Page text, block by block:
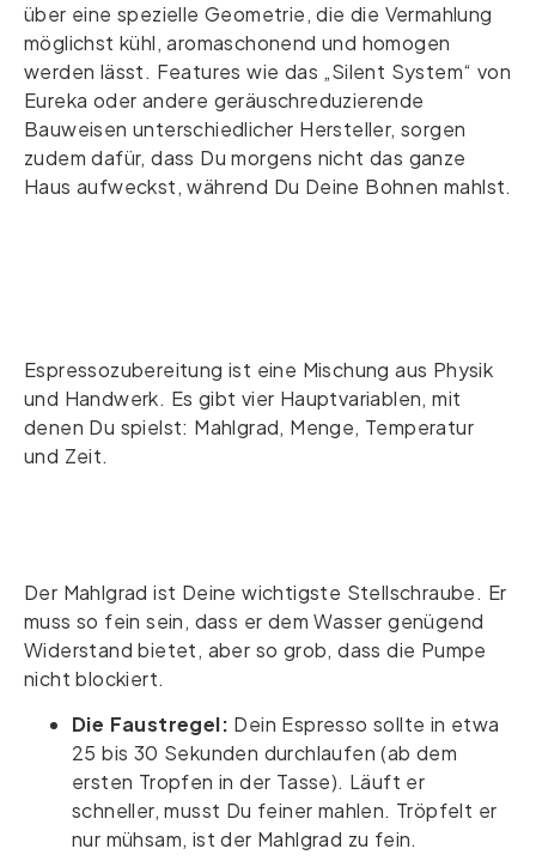
über eine spezielle Geometrie, die die Vermahlung
möglichst kühl, aromaschonend und homogen
werden lässt. Features wie das „Silent System“ von
Eureka oder andere geräuschreduzierende
Bauweisen unterschiedlicher Hersteller, sorgen
zudem dafür, dass Du morgens nicht das ganze
Haus aufweckst, während Du Deine Bohnen mahlst.
Espressozubereitung ist eine Mischung aus Physik
und Handwerk. Es gibt vier Hauptvariablen, mit
denen Du spielst: Mahlgrad, Menge, Temperatur
und Zeit.
Der Mahlgrad ist Deine wichtigste Stellschraube. Er
muss so fein sein, dass er dem Wasser genügend
Widerstand bietet, aber so grob, dass die Pumpe
nicht blockiert.
Die Faustregel: Dein Espresso sollte in etwa
25 bis 30 Sekunden durchlaufen (ab dem
ersten Tropfen in der Tasse). Läuft er
schneller, musst Du feiner mahlen. Tröpfelt er
nur mühsam, ist der Mahlgrad zu fein.